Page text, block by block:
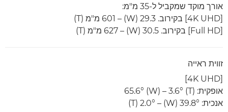
אורך מוקד שמקביל ל-35 מ"מ:
[4K UHD] בקירוב. 29.3 (W) ‏– 601 מ"מ (T)
[Full HD] בקירוב. 30.5 (W) ‏– 627 מ"מ (T)
זווית ראייה
[4K UHD]
אופקית: ‎65.6° (W) – 3.6° (T)
אנכית: 39.8° (W) ‏– 2.0° (T)